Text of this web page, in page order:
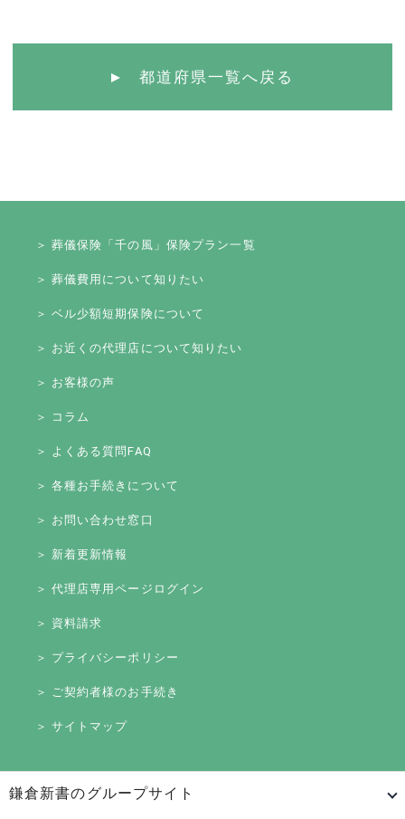
都道府県一覧へ戻る
＞ 葬儀保険「千の風」保険プラン一覧
＞ 葬儀費用について知りたい
＞ ベル少額短期保険について
＞ お近くの代理店について知りたい
＞ お客様の声
＞ コラム
＞ よくある質問FAQ
＞ 各種お手続きについて
＞ お問い合わせ窓口
＞ 新着更新情報
＞ 代理店専用ページログイン
＞ 資料請求
＞ プライバシーポリシー
＞ ご契約者様のお手続き
＞ サイトマップ
鎌倉新書のグループサイト